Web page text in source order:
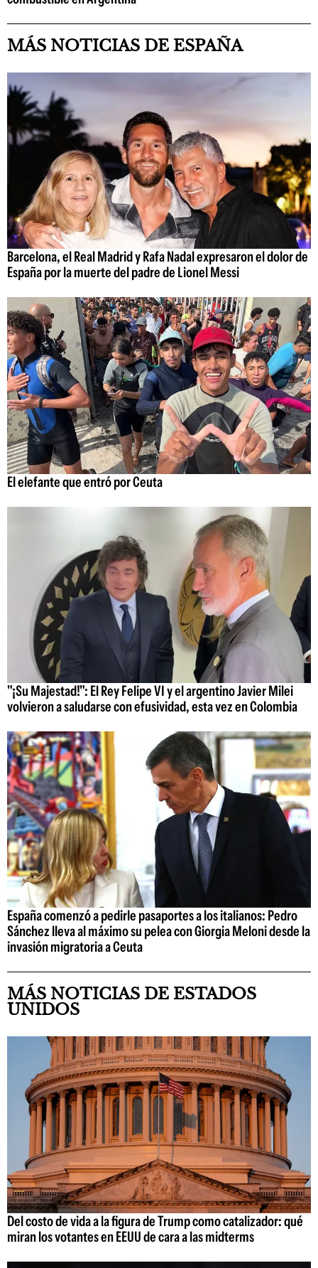
MÁS NOTICIAS DE ESPAÑA
Barcelona, el Real Madrid y Rafa Nadal expresaron el dolor de
España por la muerte del padre de Lionel Messi
El elefante que entró por Ceuta
"¡Su Majestad!": El Rey Felipe VI y el argentino Javier Milei
volvieron a saludarse con efusividad, esta vez en Colombia
España comenzó a pedirle pasaportes a los italianos: Pedro
Sánchez lleva al máximo su pelea con Giorgia Meloni desde la
invasión migratoria a Ceuta
MÁS NOTICIAS DE ESTADOS
UNIDOS
Del costo de vida a la figura de Trump como catalizador: qué
miran los votantes en EEUU de cara a las midterms